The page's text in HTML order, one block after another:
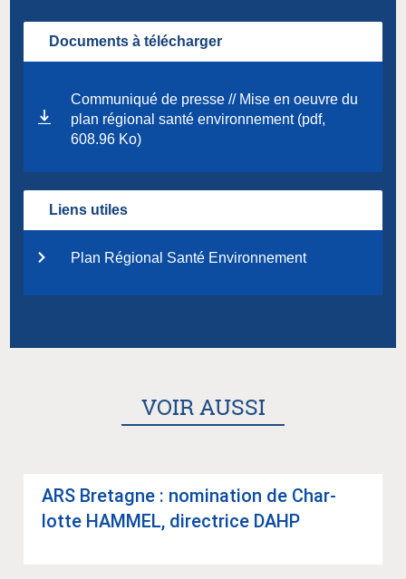
Documents à télécharger
Communiqué de presse // Mise en oeuvre du
plan régional santé environnement (pdf,
608.96 Ko)
Liens utiles
Plan Régional Santé Environnement
VOIR AUSSI
ARS Bre­tagne : nomi­na­tion de Char­
lotte HAM­MEL, direc­trice DAHP